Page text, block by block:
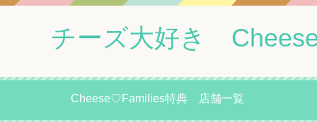
チーズ大好き
Cheese♡Families特典 店舗一覧